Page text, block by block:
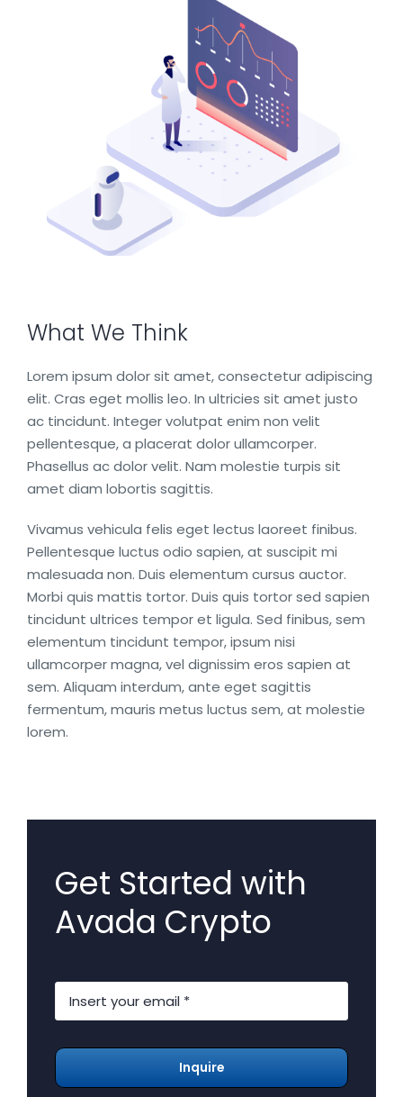
What We Think
Lorem ipsum dolor sit amet, consectetur adipiscing
elit. Cras eget mollis leo. In ultricies sit amet justo
ac tincidunt. Integer volutpat enim non velit
pellentesque, a placerat dolor ullamcorper.
Phasellus ac dolor velit. Nam molestie turpis sit
amet diam lobortis sagittis.
Vivamus vehicula felis eget lectus laoreet finibus.
Pellentesque luctus odio sapien, at suscipit mi
malesuada non. Duis elementum cursus auctor.
Morbi quis mattis tortor. Duis quis tortor sed sapien
tincidunt ultrices tempor et ligula. Sed finibus, sem
elementum tincidunt tempor, ipsum nisi
ullamcorper magna, vel dignissim eros sapien at
sem. Aliquam interdum, ante eget sagittis
fermentum, mauris metus luctus sem, at molestie
lorem.
Get Started with
Avada Crypto
Inquire